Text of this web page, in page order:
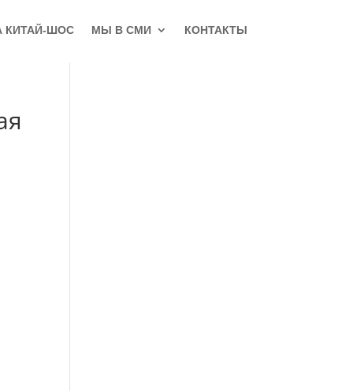
КИТАЙ-ШОС МЫ В СМИ КОНТАКТЫ